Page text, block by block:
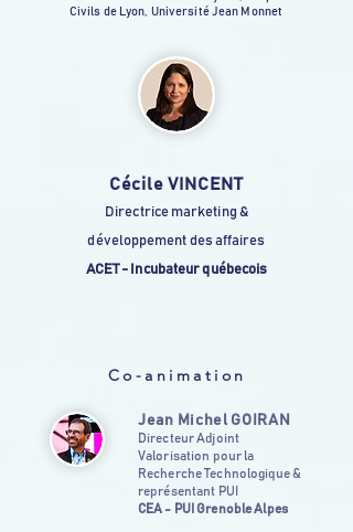
Civils de Lyon, Université Jean Monnet
Cécile VINCENT
Directrice marketing &
développement des affaires
ACET - Incubateur québecois
Jean Michel GOIRAN
Directeur Adjoint
Valorisation pour la
Recherche Technologique &
représentant PUI
CEA - PUI Grenoble Alpes
Co-animation